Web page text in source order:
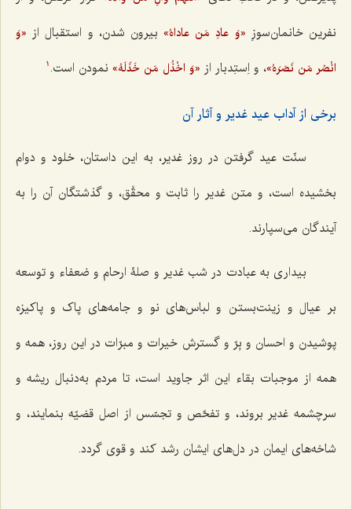
نفرین خانمان‌سوزِ «وَ عادِ مَن عاداهُ»‌ بیرون شدن، و استقبال از «وَ
انْصُر مَن نَصَرَهُ‌»، و اِستِدبار از «وَ اخْذُل مَن خَذَلَهُ‌» نمودن است. 1
برخی از آداب عید غدیر و آثار آن
سنّت عید گرفتن در روز غدیر، به این داستان، خلود و دوام
بخشیده است، و متن غدیر را ثابت و محقَّق، و گذشتگان آن را به
آیندگان مى‌سپارند.
بیدارى به عبادت در شب غدیر و صلۀ ارحام و ضعفاء و توسعه
بر عیال و زینت‌بستن و لباس‌هاى نو و جامه‌هاى پاک و پاکیزه
پوشیدن و احسان و بِرّ و گسترش خیرات و مبرّات در این روز، همه و
همه از موجبات بقاء این اثر جاوید است، تا مردم‌ به‌دنبال ریشه و
سرچشمه غدیر بروند، و تفحّص و تجسّس از اصل قضیّه بنمایند، و
شاخه‌هاى ایمان در دل‌هاى ایشان رشد کند و قوى گردد.